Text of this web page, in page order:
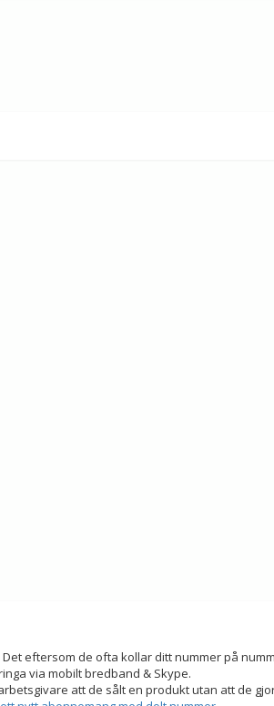
Det eftersom de ofta kollar ditt nummer på
via mobilt bredband & Skype.
att de sålt en produkt utan att de